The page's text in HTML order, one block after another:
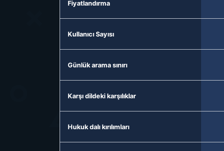
Fiyatlandırma
Kullanıcı Sayısı
Günlük arama sınırı
Karşı dildeki karşılıklar
Hukuk dalı kırılımları